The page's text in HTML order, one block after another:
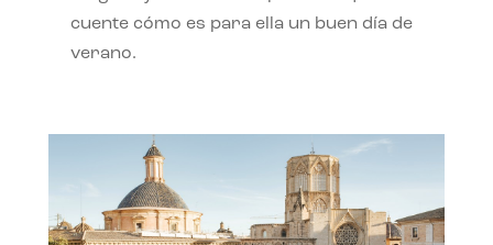
cuente cómo es para ella un buen día de
verano.